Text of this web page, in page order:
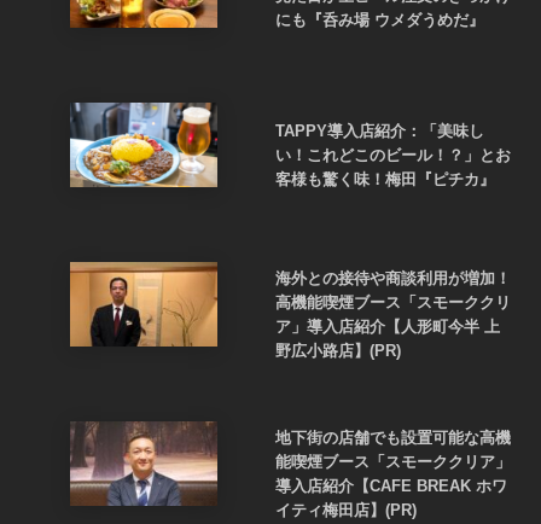
にも『呑み場 ウメダうめだ』
TAPPY導入店紹介：「美味し
い！これどこのビール！？」とお
客様も驚く味！梅田『ピチカ』
海外との接待や商談利用が増加！
高機能喫煙ブース「スモーククリ
ア」導入店紹介【人形町今半 上
野広小路店】(PR)
地下街の店舗でも設置可能な高機
能喫煙ブース「スモーククリア」
導入店紹介【CAFE BREAK ホワ
イティ梅田店】(PR)